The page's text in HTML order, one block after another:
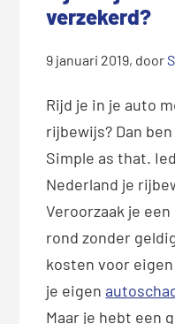
verzekerd?
9 januari 2019, door
Rijd je in je auto
rijbewijs? Dan
Simple as that.
Nederland je
Veroorzaak je
rond zonder
kosten voor
je eigen
Maar je hebt een